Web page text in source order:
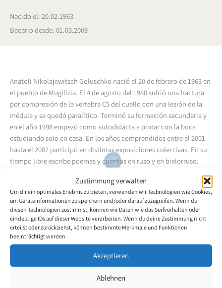
Zustimmung verwalten
Um dir ein optimales Erlebnis zu bieten, verwenden wir Technologien wie Cookies,
um Geräteinformationen zu speichern und/oder darauf zuzugreifen. Wenn du
diesen Technologien zustimmst, können wir Daten wie das Surfverhalten oder
eindeutige IDs auf dieser Website verarbeiten. Wenn du deine Zustimmung nicht
erteilst oder zurückziehst, können bestimmte Merkmale und Funktionen
beeinträchtigt werden.
Akzeptieren
Ablehnen
Nacido el: 20.02.1963
Becario desde: 01.03.2009
Anatoli Nikolajewitsch Goluschko nació el 20 de febrero de 1963 en
el pueblo de Mogilizia. El 4 de agosto del 1980 sufrió una fractura
por compresión de la vertebra C5 del cuello con una lesión de la
médula y se quedó paralítico. Terminó su formación secundaria y
en el año 1998 empezó como autodidacta a pintar con la boca
estudiando solo en casa. En los años comprendidos entre el 2001
hasta el 2007 participó en distintas exposiciones colectivas. En su
tiempo libre escribe poemas y cuentos en ruso y en bielorruso.
Volver a la descripción general del artista